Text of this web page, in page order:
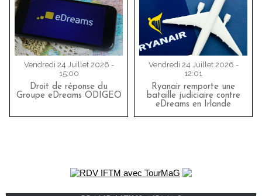
Vendredi 24 Juillet 2026 -
15:00
Droit de réponse du
Groupe eDreams ODIGEO
Vendredi 24 Juillet 2026 -
12:01
Ryanair remporte une
bataille judiciaire contre
eDreams en Irlande